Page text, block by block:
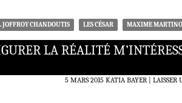
JOFFROY CHANDOUTIS LES CÉSAR MAXIME
LA RÉALITÉ
5 MARS 2015 KATIA BAYER LAISSER